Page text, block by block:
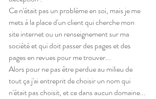
Ce n'était pas un problème en soi, mais je me
mets à la place d'un client qui cherche mon
site internet ou un renseignement sur ma
société et qui doit passer des pages et des
pages en revues pour me trouver...
Alors pour ne pas être perdue au milieu de
tout ça j'ai entreprit de choisir un nom qui
n'était pas choisit, et ce dans aucun domaine...